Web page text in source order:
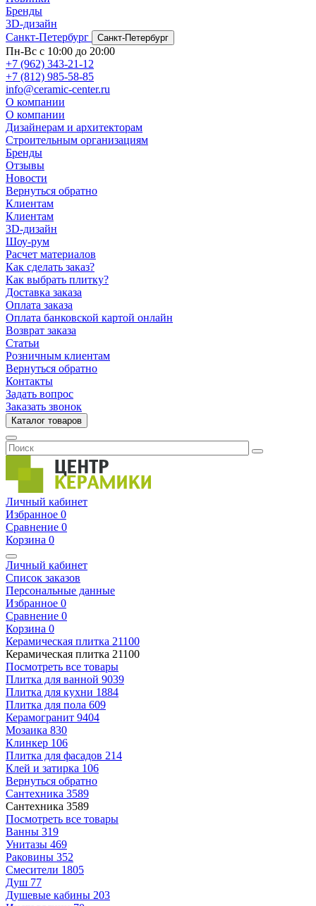
Бренды
3D-дизайн
Санкт-Петербург
Санкт-Петербург
Пн-Вс с 10:00 до 20:00
+7 (962) 343-21-12
+7 (812) 985-58-85
info@ceramic-center.ru
О компании
О компании
Дизайнерам и архитекторам
Строительным организациям
Бренды
Отзывы
Новости
Вернуться обратно
Клиентам
Клиентам
3D-дизайн
Шоу-рум
Расчет материалов
Как сделать заказ?
Как выбрать плитку?
Доставка заказа
Оплата заказа
Оплата банковской картой онлайн
Возврат заказа
Статьи
Розничным клиентам
Вернуться обратно
Контакты
Задать вопрос
Заказать звонок
Каталог товаров
Личный кабинет
Избранное 0
Сравнение 0
Корзина 0
Личный кабинет
Список заказов
Персональные данные
Избранное 0
Сравнение 0
Корзина 0
Керамическая плитка 21100
Керамическая плитка 21100
Посмотреть все товары
Плитка для ванной 9039
Плитка для кухни 1884
Плитка для пола 609
Керамогранит 9404
Мозаика 830
Клинкер 106
Плитка для фасадов 214
Клей и затирка 106
Вернуться обратно
Сантехника 3589
Сантехника 3589
Посмотреть все товары
Ванны 319
Унитазы 469
Раковины 352
Смесители 1805
Душ 77
Душевые кабины 203